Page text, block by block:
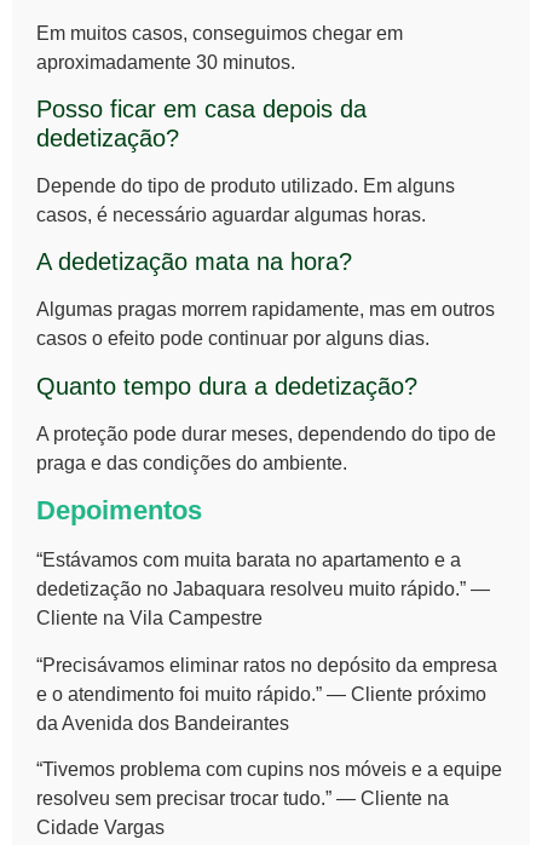
Em muitos casos, conseguimos chegar em
aproximadamente 30 minutos.
Posso ficar em casa depois da
dedetização?
Depende do tipo de produto utilizado. Em alguns
casos, é necessário aguardar algumas horas.
A dedetização mata na hora?
Algumas pragas morrem rapidamente, mas em outros
casos o efeito pode continuar por alguns dias.
Quanto tempo dura a dedetização?
A proteção pode durar meses, dependendo do tipo de
praga e das condições do ambiente.
Depoimentos
“Estávamos com muita barata no apartamento e a
dedetização no Jabaquara resolveu muito rápido.” —
Cliente na Vila Campestre
“Precisávamos eliminar ratos no depósito da empresa
e o atendimento foi muito rápido.” — Cliente próximo
da Avenida dos Bandeirantes
“Tivemos problema com cupins nos móveis e a equipe
resolveu sem precisar trocar tudo.” — Cliente na
Cidade Vargas